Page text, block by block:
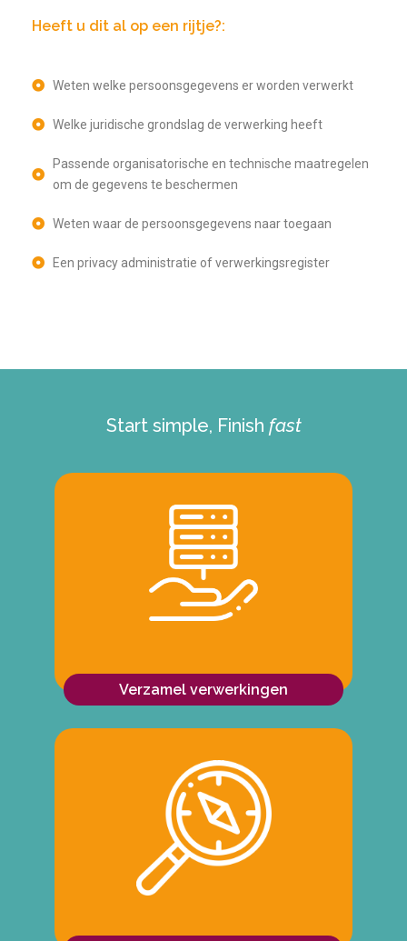
Heeft u dit al op een rijtje?:
Weten welke persoonsgegevens er worden verwerkt
Welke juridische grondslag de verwerking heeft
Passende organisatorische en technische maatregelen
om de gegevens te beschermen
Weten waar de persoonsgegevens naar toegaan
Een privacy administratie of verwerkingsregister
Start simple, Finish fast
Verzamel verwerkingen